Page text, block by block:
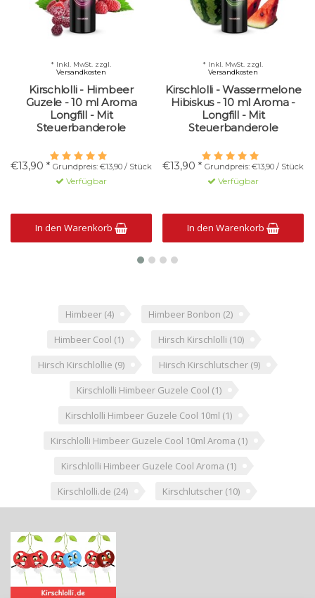
Kirschlolli - Himbeer
Guzele - 10 ml Aroma
Longfill - Mit
Steuerbanderole
€13,90 *Grundpreis: €13,90 / Stück
* Inkl. MwSt. zzgl.
Versandkosten
Verfügbar
In den Warenkorb
Kirschlolli - Wassermelone
Hibiskus - 10 ml Aroma -
Longfill - Mit
Steuerbanderole
€13,90 *Grundpreis: €13,90 / Stück
* Inkl. MwSt. zzgl.
Versandkosten
Verfügbar
In den Warenkorb
Himbeer (4) Himbeer Bonbon (2)
Himbeer Cool (1) Hirsch Kirschlolli (10)
Hirsch Kirschlollie (9) Hirsch Kirschlutscher (9)
Kirschlolli Himbeer Guzele Cool (1)
Kirschlolli Himbeer Guzele Cool 10ml (1)
Kirschlolli Himbeer Guzele Cool 10ml Aroma (1)
Kirschlolli Himbeer Guzele Cool Aroma (1)
Kirschlolli.de (24) Kirschlutscher (10)